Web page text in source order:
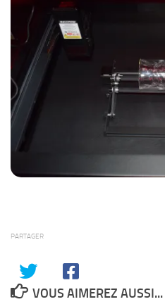
PARTAGER
VOUS AIMEREZ AUSSI...